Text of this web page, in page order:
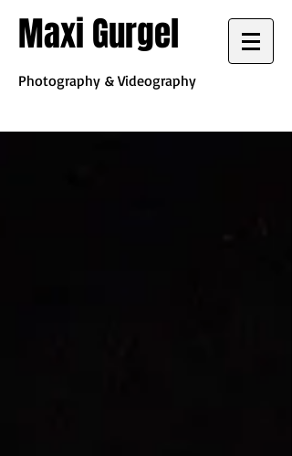
Maxi Gurgel
Photography & Videography